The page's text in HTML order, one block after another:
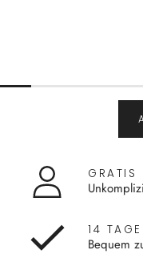
GRATIS
14
Bequem